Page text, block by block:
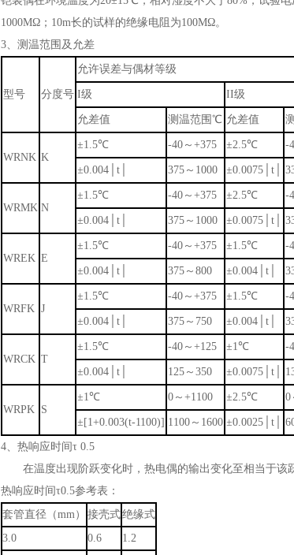
1000MΩ；10m长的试样的绝缘电阻为100MΩ。
3、测温范围及允差
型号 分度号
允许误差与偶材等级
I级 II级
允差值 测温范围℃ 允差值
WRNK K
±1.5℃ -40～+375 ±2.5℃ -
±0.004│t│ 375～1000 ±0.0075│t│
WRMK N
±1.5℃ -40～+375 ±2.5℃ -
±0.004│t│ 375～1000 ±0.0075│t│
WREK E
±1.5℃ -40～+375 ±1.5℃ -
±0.004│t│ 375～800 ±0.004│t│
WRFK J
±1.5℃ -40～+375 ±1.5℃ -
±0.004│t│ 375～750 ±0.004│t│
WRCK T
±1.5℃ -40～+125 ±1℃ -
±0.004│t│ 125～350 ±0.0075│t│
WRPK S
±1℃ 0～+1100 ±2.5℃ 0
±[1+0.003(t-1100)] 1100～1600 ±0.0025│t│
4、热响应时间τ 0.5
在温度出现阶跃变化时，热电偶的输出变化至相当于该
热响应时间τ0.5参考表：
套管直径（mm）
接壳式绝缘式
3.0
0.6
1.2